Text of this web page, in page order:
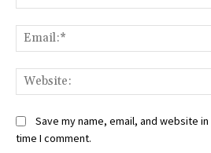
Save my name, email, and website
time I comment.